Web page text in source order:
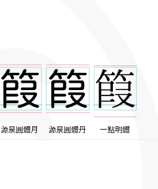
源泉圓體月 源泉圓體丹 一點明體